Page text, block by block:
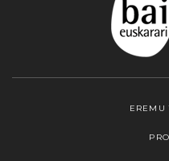
EREMU